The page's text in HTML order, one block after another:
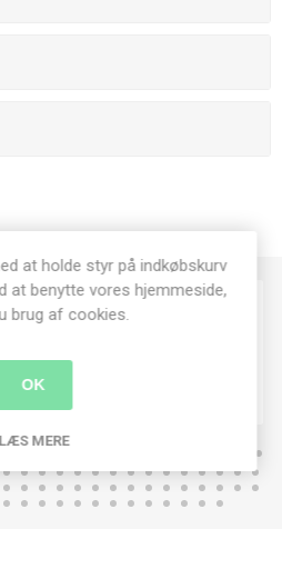
at holde styr på indkøbskurv
at benytte vores hjemmeside,
brug af cookies.
OK
LÆS MERE